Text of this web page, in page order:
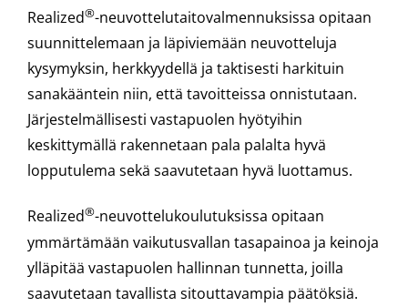
Realized®-neuvottelutaitovalmennuksissa opitaan
suunnittelemaan ja läpiviemään neuvotteluja
kysymyksin, herkkyydellä ja taktisesti harkituin
sanakääntein niin, että tavoitteissa onnistutaan.
Järjestelmällisesti vastapuolen hyötyihin
keskittymällä rakennetaan pala palalta hyvä
lopputulema sekä saavutetaan hyvä luottamus.
Realized®-neuvottelukoulutuksissa opitaan
ymmärtämään vaikutusvallan tasapainoa ja keinoja
ylläpitää vastapuolen hallinnan tunnetta, joilla
saavutetaan tavallista sitouttavampia päätöksiä.